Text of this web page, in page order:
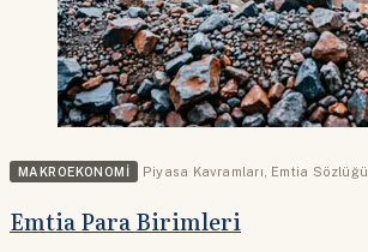
MAKROEKONOMI Piyasa Kavramları Emtia Sözlüğü
Emtia Para Birimleri